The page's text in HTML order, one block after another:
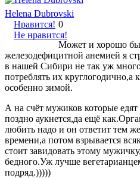
Helena Dubrovski
Нравится!
Не нравится!
0
Может и хорошо
железодефицитной анемией я
в нашей Сибири не так уж
потреблять их круглогодично,а
особенно зимой.
А на счёт мужиков которые
поздно аукнется,да ещё
любить надо и он ответит тем
времени,а потом взрывается
стоит завидовать этому
бедного.Уж лучше
подряд.)))))